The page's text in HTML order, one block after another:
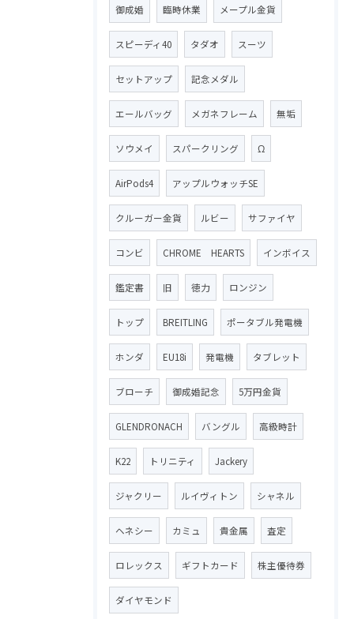
御成婚 臨時休業 メープル金貨
スピーディ40 タダオ スーツ
セットアップ 記念メダル
エールバッグ メガネフレーム 無垢
ソウメイ スパークリング Ω
AirPods4 アップルウォッチSE
クルーガー金貨 ルビー サファイヤ
コンビ CHROME HEARTS インボイス
鑑定書 旧 徳力 ロンジン
トップ BREITLING ポータブル発電機
ホンダ EU18i 発電機 タブレット
ブローチ 御成婚記念 5万円金貨
GLENDRONACH バングル 高級時計
K22 トリニティ Jackery
ジャクリー ルイヴィトン シャネル
ヘネシー カミュ 貴金属 査定
ロレックス ギフトカード 株主優待券
ダイヤモンド